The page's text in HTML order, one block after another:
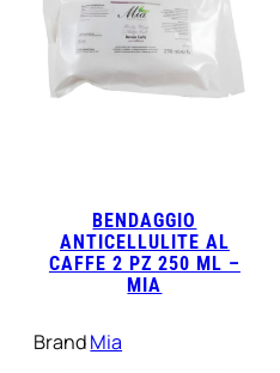
BENDAGGIO
ANTICELLULITE AL
CAFFE 2 PZ 250 ML –
MIA
BrandMia